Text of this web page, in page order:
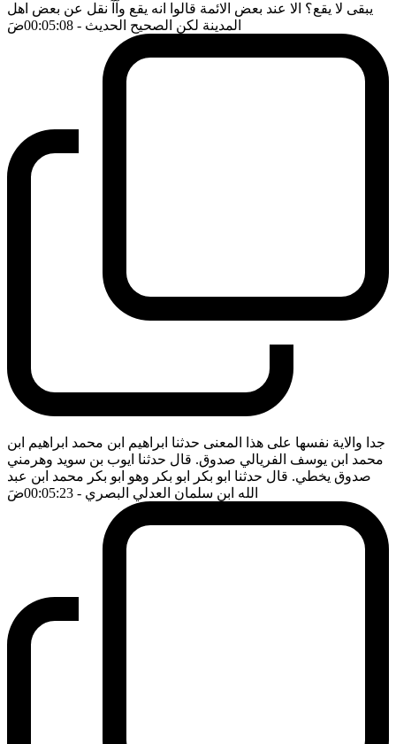
يبقى لا يقع؟ الا عند بعض الائمة قالوا انه يقع وآآ نقل عن بعض اهل
المدينة لكن الصحيح الحديث - 00:05:08 ضَ
جدا والاية نفسها على هذا المعنى حدثنا ابراهيم ابن محمد ابراهيم ابن
محمد ابن يوسف الفريالي صدوق. قال حدثنا ايوب بن سويد وهرمني
صدوق يخطي. قال حدثنا ابو بكر ابو بكر وهو ابو بكر محمد ابن عبد
الله ابن سلمان العدلي البصري - 00:05:23 ضَ